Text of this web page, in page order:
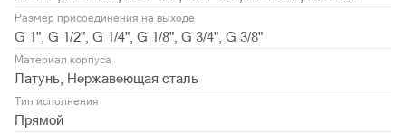
Размер присоединения на выходе
G 1", G 1/2", G 1/4", G 1/8", G 3/4", G 3/8"
Материал корпуса
Латунь, Нержавеющая сталь
Тип исполнения
Прямой